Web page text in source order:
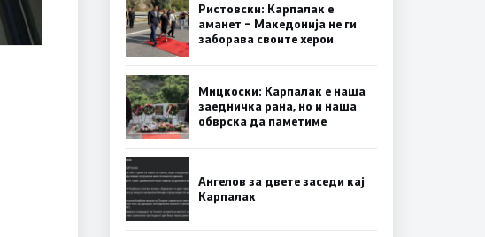
Ристовски: Карпалак е
аманет – Македонија не ги
заборава своите херои
Мицкоски: Карпалак е наша
заедничка рана, но и наша
обврска да паметиме
Ангелов за двете заседи кај
Карпалак